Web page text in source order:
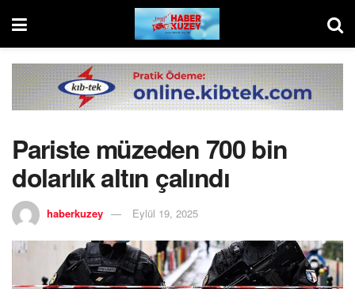
Pariste müzeden 700 bin
dolarlık altın çalındı
haberkuzey Eylül 19, 2025